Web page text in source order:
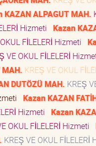
KAZAN ALPAGUT MAH.
Hizmeti
Kazan
FİLELERİ Hizmeti
VE OKUL FİLELERİ
MAH. KREŞ VE OKUL
DUTÖZÜ MAH. KREŞ
Kazan KAZAN
Hizmeti
Kazan
OKUL FİLELERİ Hizmeti
KREŞ VE OKUL FİLELERİ